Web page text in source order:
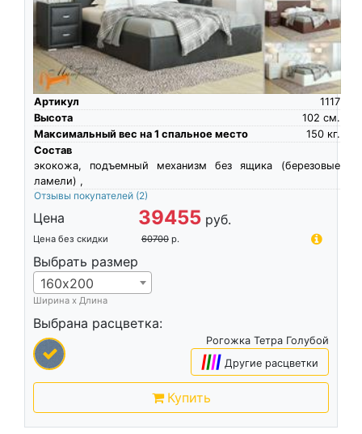
Артикул
1117
Высота
см.
102
Максимальный вес на 1 спальное место
кг.
150
Состав
экокожа, подъемный механизм без ящика (березовые
ламели) ,
Отзывы покупателей (2)
Цена 39455 руб.
Цена без скидки 60700 р.
Выбрать размер
160х200
Ширина х Длина
Выбрана расцветка:
Рогожка Тетра Голубой
|||| Другие расцветки
Купить